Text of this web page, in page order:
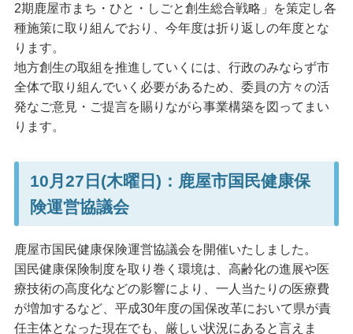
2期鹿屋市まち・ひと・しごと創生総合戦略」を策定し各
種施策に取り組んでおり、今年度は折り返しの年度とな
ります。
地方創生の取組を推進していくには、行政のみならず市
全体で取り組んでいく必要があるため、委員の方々の活
発なご意見・ご提言を賜りながら事業構築を図ってまい
ります。
10月27日(木曜日)：鹿屋市国民健康保
険運営協議会
鹿屋市国民健康保険運営協議会を開催いたしました。
国民健康保険制度を取り巻く環境は、高齢化の進展や医
療技術の高度化などの影響により、一人当たりの医療費
が増加するなど、平成30年度の国保改革において県が責
任主体となった現在でも、厳しい状況にあると言えま